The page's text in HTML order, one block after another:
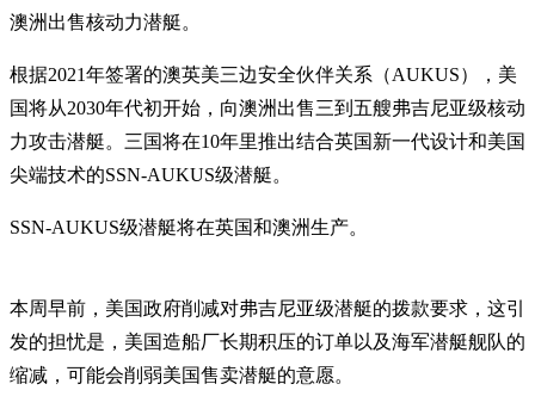
澳洲出售核动力潜艇。
根据2021年签署的澳英美三边安全伙伴关系（AUKUS），美
国将从2030年代初开始，向澳洲出售三到五艘弗吉尼亚级核动
力攻击潜艇。三国将在10年里推出结合英国新一代设计和美国
尖端技术的SSN-AUKUS级潜艇。
SSN-AUKUS级潜艇将在英国和澳洲生产。
本周早前，美国政府削减对弗吉尼亚级潜艇的拨款要求，这引
发的担忧是，美国造船厂长期积压的订单以及海军潜艇舰队的
缩减，可能会削弱美国售卖潜艇的意愿。